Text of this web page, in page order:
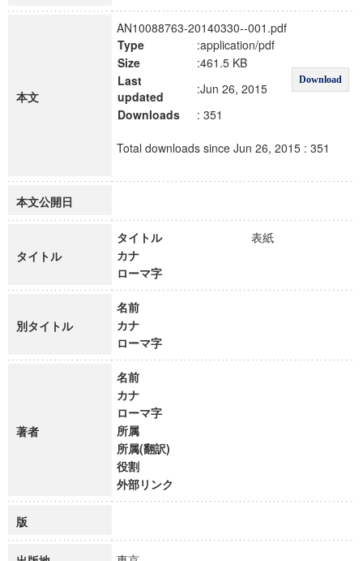
本文
AN10088763-20140330--001.pdf
Type
:application/pdf
Download
Size
:461.5 KB
Last
updated
:Jun 26, 2015
Downloads
: 351
Total downloads since Jun 26, 2015 : 351
本文公開日
タイトル
タイトル
表紙
カナ
ローマ字
別タイトル
名前
カナ
ローマ字
著者
名前
カナ
ローマ字
所属
所属(翻訳)
役割
外部リンク
版